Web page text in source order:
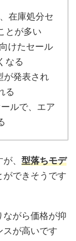
在庫処分セ
とが多い
けたセール
なる
が発表され
る
ルで、エア
、 型落ちモデ
ができそうです
ながら価格が抑
スが高いです